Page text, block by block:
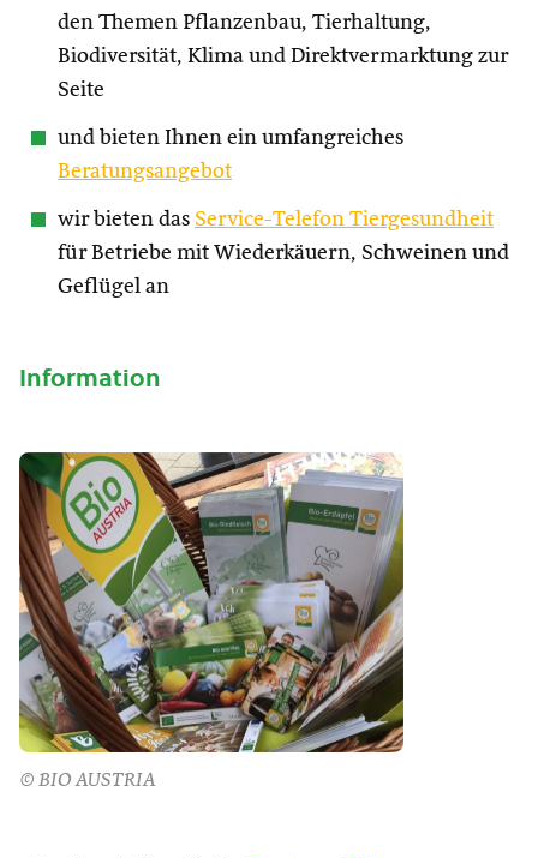
den Themen Pflanzenbau, Tierhaltung,
Biodiversität, Klima und Direktvermarktung zur
Seite
und bieten Ihnen ein umfangreiches
Beratungsangebot
wir bieten das Service-Telefon Tiergesundheit
für Betriebe mit Wiederkäuern, Schweinen und
Geflügel an
Information
© BIO AUSTRIA